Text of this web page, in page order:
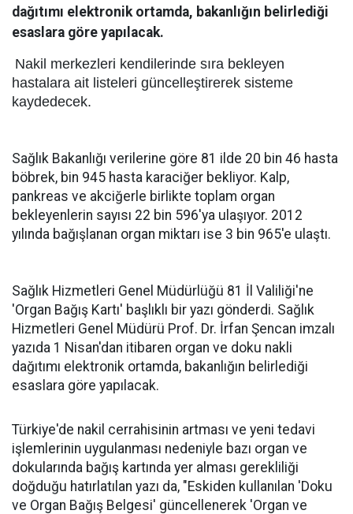
dağıtımı elektronik ortamda, bakanlığın belirlediği
esaslara göre yapılacak.
Nakil merkezleri kendilerinde sıra bekleyen
hastalara ait listeleri güncelleştirerek sisteme
kaydedecek.
Sağlık Bakanlığı verilerine göre 81 ilde 20 bin 46 hasta
böbrek, bin 945 hasta karaciğer bekliyor. Kalp,
pankreas ve akciğerle birlikte toplam organ
bekleyenlerin sayısı 22 bin 596'ya ulaşıyor. 2012
yılında bağışlanan organ miktarı ise 3 bin 965'e ulaştı.
Sağlık Hizmetleri Genel Müdürlüğü 81 İl Valiliği'ne
'Organ Bağış Kartı' başlıklı bir yazı gönderdi. Sağlık
Hizmetleri Genel Müdürü Prof. Dr. İrfan Şencan imzalı
yazıda 1 Nisan'dan itibaren organ ve doku nakli
dağıtımı elektronik ortamda, bakanlığın belirlediği
esaslara göre yapılacak.
Türkiye'de nakil cerrahisinin artması ve yeni tedavi
işlemlerinin uygulanması nedeniyle bazı organ ve
dokularında bağış kartında yer alması gerekliliği
doğduğu hatırlatılan yazı da, "Eskiden kullanılan 'Doku
ve Organ Bağış Belgesi' güncellenerek 'Organ ve